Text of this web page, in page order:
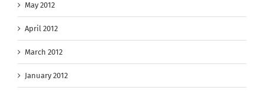
May 2012
April 2012
March 2012
January 2012